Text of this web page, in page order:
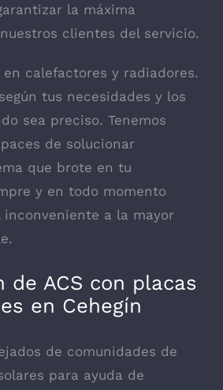
la máxima
clientes del servicio.
en calefactores y radiadores.
tus necesidades y los
sea preciso. Tenemos
de solucionar
que brote en tu
y en todo momento
inconveniente a la mayor
de ACS con placas
en Cehegín
de comunidades de
para ayuda de